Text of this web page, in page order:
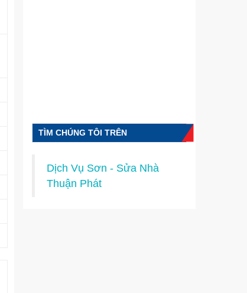
TÌM CHÚNG TÔI TRÊN
Dịch Vụ Sơn - Sửa Nhà
Thuận Phát